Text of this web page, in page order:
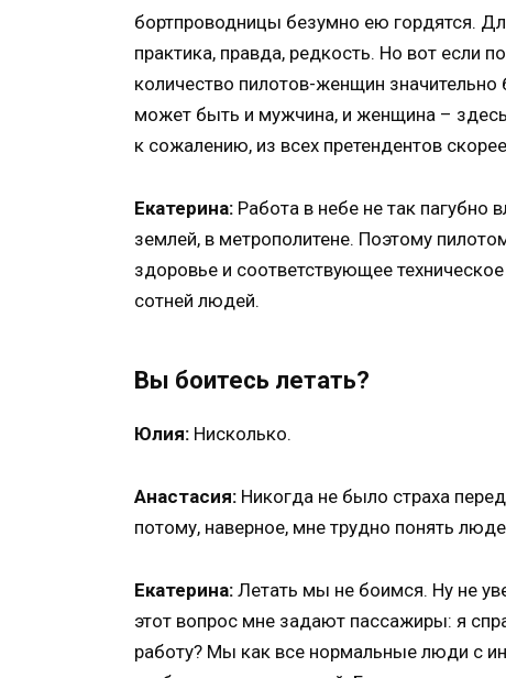
бортпроводницы безумно ею гордятся.
практика, правда, редкость. Но вот если
количество пилотов-женщин
может быть и мужчина, и женщина –
к сожалению, из всех претендентов
Екатерина: Работа в небе не так пагубно
землей, в метрополитене. Поэтому
здоровье и соответствующее
сотней людей.
Вы боитесь летать?
Юлия: Нисколько.
Анастасия: Никогда не было страха
потому, наверное, мне трудно понять
Екатерина: Летать мы не боимся. Ну не
этот вопрос мне задают пассажиры: я
работу? Мы как все нормальные люди с